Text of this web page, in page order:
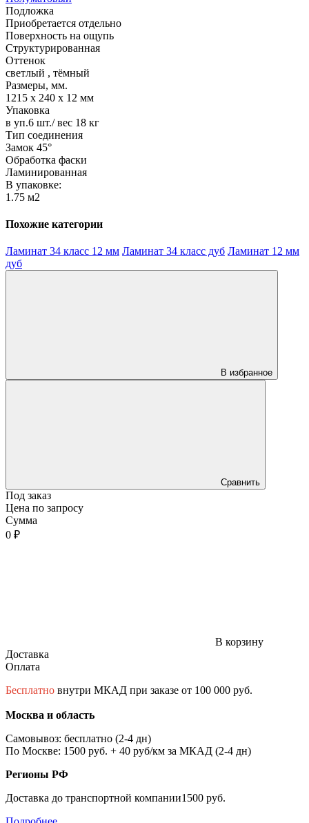
Подложка
Приобретается отдельно
Поверхность на ощупь
Структурированная
Оттенок
светлый , тёмный
Размеры, мм.
1215 х 240 х 12 мм
Упаковка
в уп.6 шт./ вес 18 кг
Тип соединения
Замок 45°
Обработка фаски
Ламинированная
В упаковке:
1.75 м2
Похожие категории
Ламинат 34 класс 12 мм Ламинат 34 класс дуб Ламинат 12 мм
дуб
В избранное
Сравнить
Под заказ
Цена по запросу
Сумма
0 ₽
В корзину
Доставка
Оплата
Бесплатно внутри МКАД при заказе от 100 000 руб.
Москва и область
Самовывоз: бесплатно (2-4 дн)
По Москве: 1500 руб. + 40 руб/км за МКАД (2-4 дн)
Регионы РФ
Доставка до транспортной компании1500 руб.